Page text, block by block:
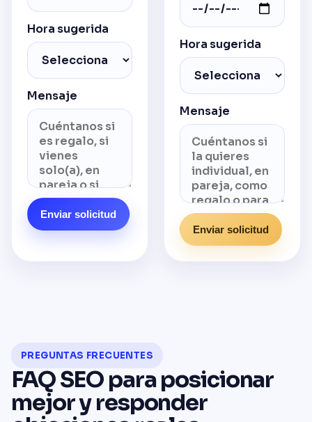
Hora sugerida
Mensaje
Enviar solicitud
Hora sugerida
Mensaje
Enviar solicitud
PREGUNTAS FRECUENTES
FAQ SEO para posicionar
mejor y responder